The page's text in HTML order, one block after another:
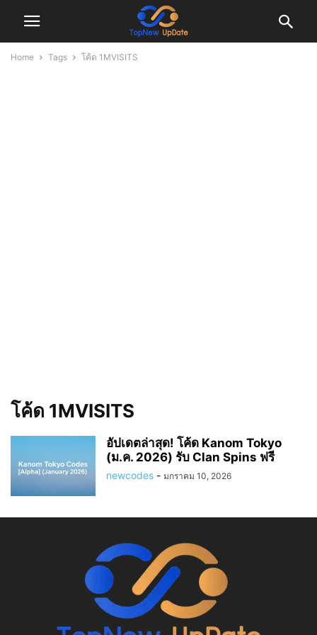
Home Tags โค้ด 1MVISITS
โค้ด 1MVISITS
อัปเดตล่าสุด! โค้ด Kanom Tokyo
(ม.ค. 2026) รับ Clan Spins ฟรี
newcodes - มกราคม 10, 2026